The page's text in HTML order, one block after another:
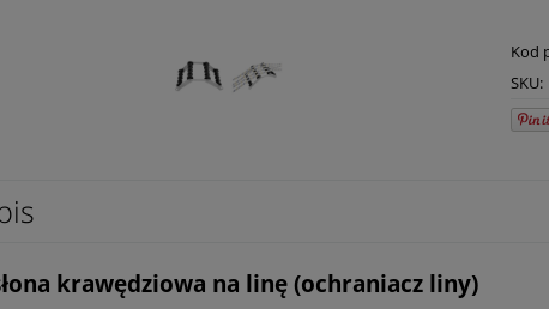
Kod
SKU:
krawędziowa na linę (ochraniacz liny)